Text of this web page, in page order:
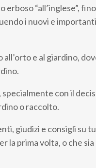
“all’inglese”,
i nuovi e
e al giardino,
con il
o raccolto.
giudizi e consigli su
la prima volta, o che